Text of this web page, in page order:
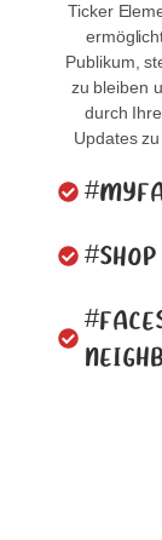
Ticker
Publikum,
zu bleiben
durch
Updates